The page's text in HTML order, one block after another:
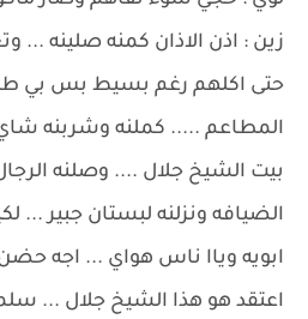
زين : اذن الاذان كمنه صلينه ...
حتى اكلهم رغم بسيط بس بي
المطاعم ..... كملنه وشربنه شاي
بيت الشيخ جلال .... وصلنه
الضيافه ونزلنه لبستان جبير ...
ابويه وياا ناس هواي ... اجه
اعتقد هو هذا الشيخ جلال ...